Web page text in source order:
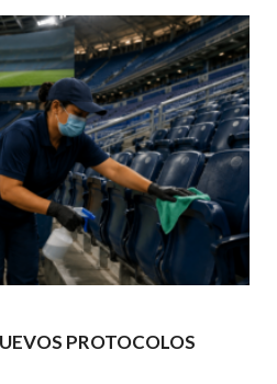
PROTOCOLOS